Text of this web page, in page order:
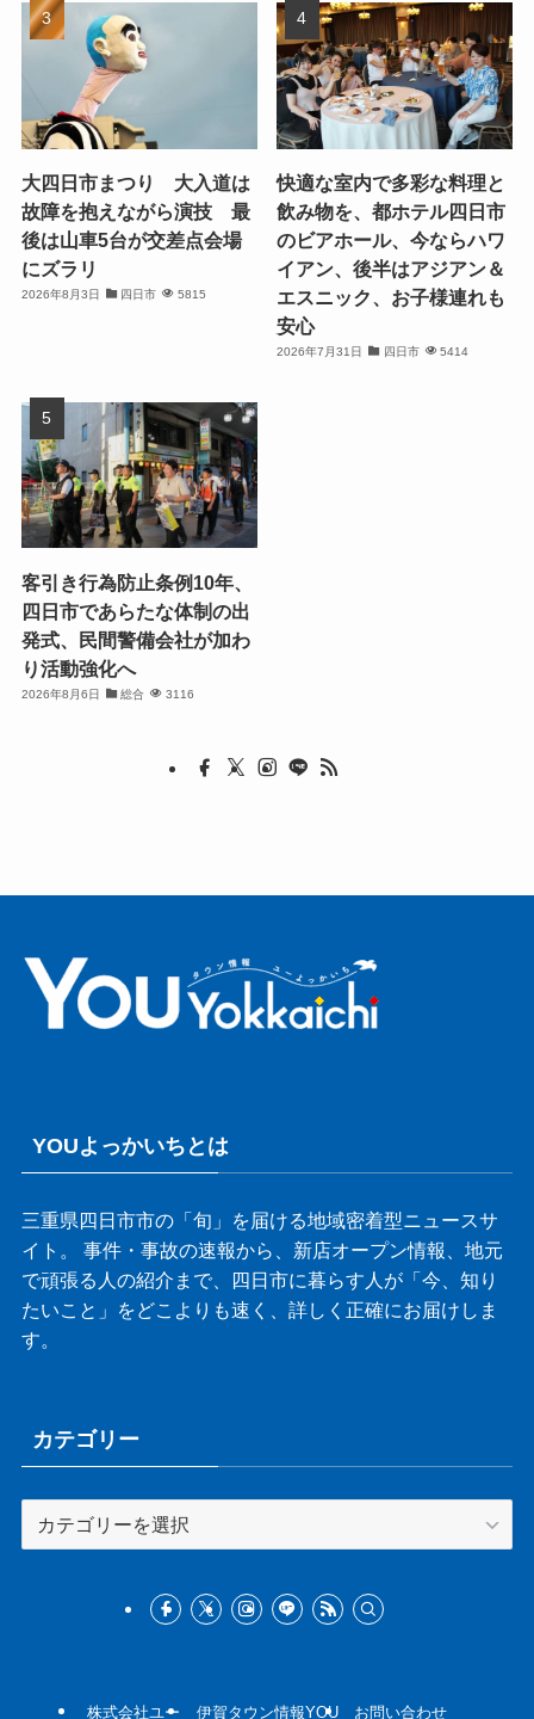
大四日市まつり 大入道は
故障を抱えながら演技 最
後は山車5台が交差点会場
にズラリ
2026年8月3日 四日市 5815
快適な室内で多彩な料理と
飲み物を、都ホテル四日市
のビアホール、今ならハワ
イアン、後半はアジアン＆
エスニック、お子様連れも
安心
2026年7月31日 四日市 5414
客引き行為防止条例10年、
四日市であらたな体制の出
発式、民間警備会社が加わ
り活動強化へ
2026年8月6日 総合 3116
YOUよっかいちとは
三重県四日市市の「旬」を届ける地域密着型ニュースサ
イト。 事件・事故の速報から、新店オープン情報、地元
で頑張る人の紹介まで、四日市に暮らす人が「今、知り
たいこと」をどこよりも速く、詳しく正確にお届けしま
す。
カテゴリー
テ
株式会社ユー 伊賀タウン情報YOU お問い合わせ